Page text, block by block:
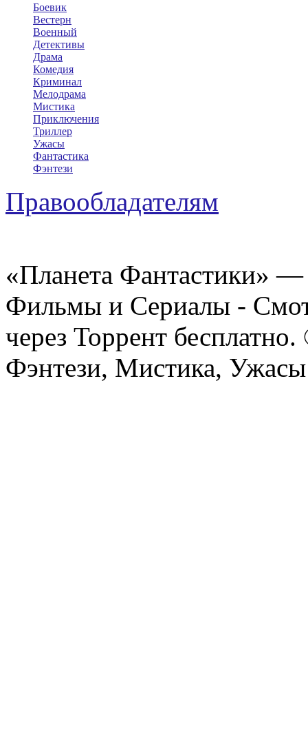
Боевик
Вестерн
Военный
Детективы
Драма
Комедия
Криминал
Мелодрама
Мистика
Приключения
Триллер
Ужасы
Фантастика
Фэнтези
Правообладателям
«Планета Фантастики»
Фильмы и Сериалы -
через Торрент
Фэнтези, Мистика,